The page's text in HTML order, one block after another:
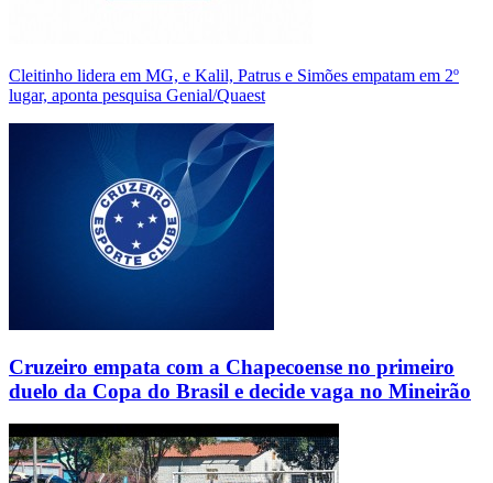
Cleitinho lidera em MG, e Kalil, Patrus e Simões empatam em 2º
lugar, aponta pesquisa Genial/Quaest
Cruzeiro empata com a Chapecoense no primeiro
duelo da Copa do Brasil e decide vaga no Mineirão